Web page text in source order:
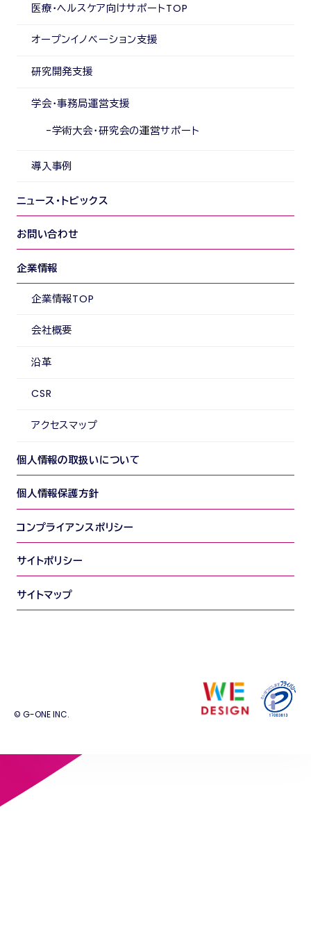
医療・ヘルスケア向けサポートTOP
オープンイノベーション支援
研究開発支援
学会・事務局運営支援
学術大会・研究会の運営サポート
導入事例
ニュース・トピックス
お問い合わせ
企業情報
企業情報TOP
会社概要
沿革
CSR
アクセスマップ
個人情報の取扱いについて
個人情報保護方針
コンプライアンスポリシー
サイトポリシー
サイトマップ
© G-ONE INC.